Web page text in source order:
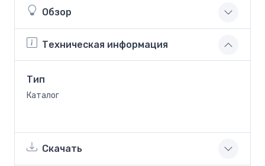
Обзор
Техническая информация
Тип
Каталог
Скачать